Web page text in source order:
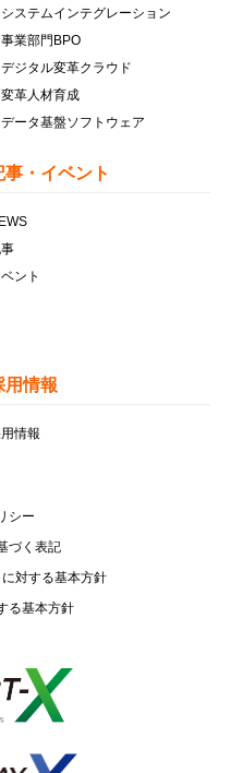
システムインテグレーション
事業部門BPO
デジタル変革クラウド
変革人材育成
データ基盤ソフトウェア
事・イベント
ント
用情報
情報
シー
づく表記
対する基本方針
る基本方針